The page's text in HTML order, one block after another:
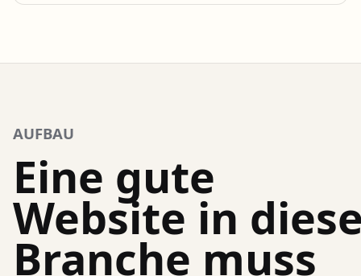
AUFBAU
Eine gute
Website in
Branche muss